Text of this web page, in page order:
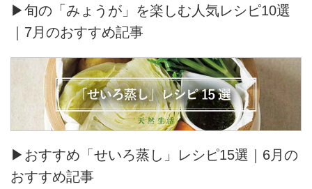
▶旬の「みょうが」を楽しむ人気レシピ10選
｜7月のおすすめ記事
▶おすすめ「せいろ蒸し」レシピ15選｜6月の
おすすめ記事